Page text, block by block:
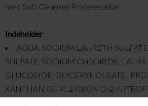
med Soft Cleanser Protesesæbe.
Indeholder:
AQUA, SODIUM LAURETH
SULFATE, SODIUM CHLORIDE,
GLUCOSIDE, GLYCERYL OLEATE ,
XANTHAN GUM, 2-BROMO-2-